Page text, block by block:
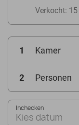
Verkocht: 15
1 Kamer
2 Personen
Inchecken
Kies datum